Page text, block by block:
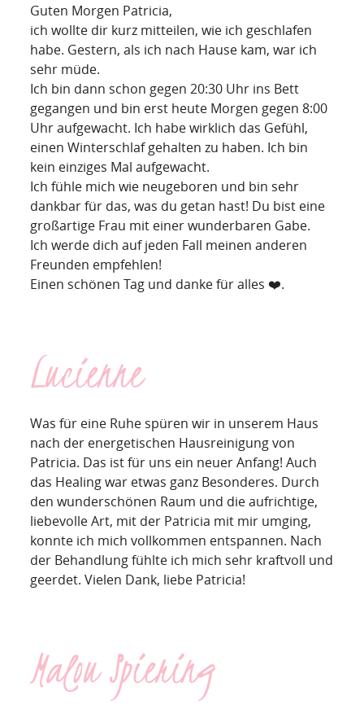
Guten Morgen Patricia,
ich wollte dir kurz mitteilen, wie ich geschlafen
habe. Gestern, als ich nach Hause kam, war ich
sehr müde.
Ich bin dann schon gegen 20:30 Uhr ins Bett
gegangen und bin erst heute Morgen gegen 8:00
Uhr aufgewacht. Ich habe wirklich das Gefühl,
einen Winterschlaf gehalten zu haben. Ich bin
kein einziges Mal aufgewacht.
Ich fühle mich wie neugeboren und bin sehr
dankbar für das, was du getan hast! Du bist eine
großartige Frau mit einer wunderbaren Gabe.
Ich werde dich auf jeden Fall meinen anderen
Freunden empfehlen!
Einen schönen Tag und danke für alles ❤️.
Lucienne
Was für eine Ruhe spüren wir in unserem Haus
nach der energetischen Hausreinigung von
Patricia. Das ist für uns ein neuer Anfang! Auch
das Healing war etwas ganz Besonderes. Durch
den wunderschönen Raum und die aufrichtige,
liebevolle Art, mit der Patricia mit mir umging,
konnte ich mich vollkommen entspannen. Nach
der Behandlung fühlte ich mich sehr kraftvoll und
geerdet. Vielen Dank, liebe Patricia!
Malou Spiering